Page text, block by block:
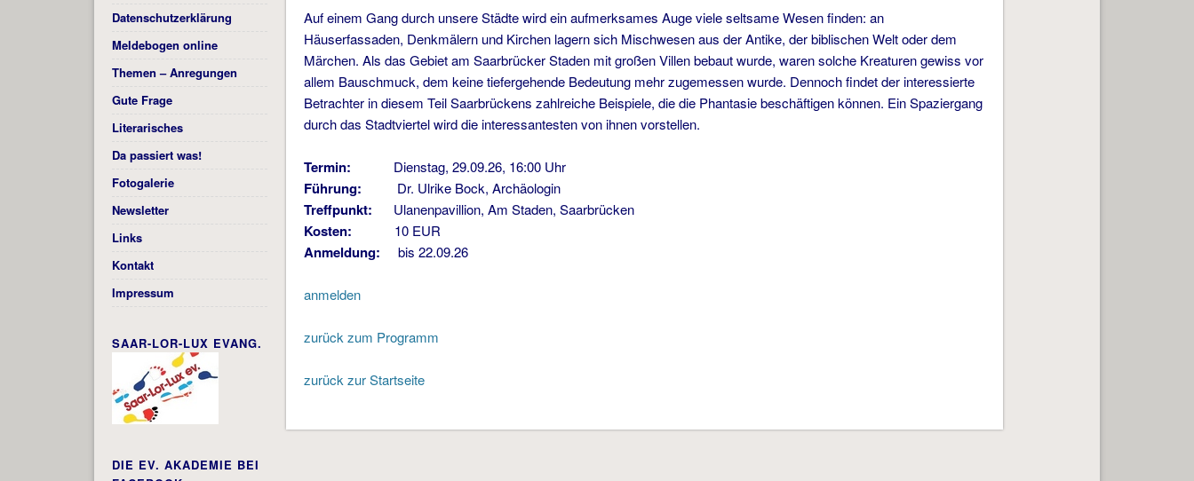
Auf einem Gang durch unsere Städte wird ein aufmerksames Auge viele seltsame Wesen finden: an
Häuserfassaden, Denkmälern und Kirchen lagern sich Mischwesen aus der Antike, der biblischen Welt oder dem
Märchen. Als das Gebiet am Saarbrücker Staden mit großen Villen bebaut wurde, waren solche Kreaturen gewiss vor
allem Bauschmuck, dem keine tiefergehende Bedeutung mehr zugemessen wurde. Dennoch findet der interessierte
Betrachter in diesem Teil Saarbrückens zahlreiche Beispiele, die die Phantasie beschäftigen können. Ein Spaziergang
durch das Stadtviertel wird die interessantesten von ihnen vorstellen.
Termin: Dienstag, 29.09.26, 16:00 Uhr
Führung: Dr. Ulrike Bock, Archäologin
Treffpunkt: Ulanenpavillion, Am Staden, Saarbrücken
Kosten: 10 EUR
Anmeldung: bis 22.09.26
anmelden
zurück zum Programm
zurück zur Startseite
Datenschutzerklärung
Meldebogen online
Themen – Anregungen
Gute Frage
Literarisches
Da passiert was!
Fotogalerie
Newsletter
Links
Kontakt
Impressum
SAAR-LOR-LUX EVANG.
DIE EV. AKADEMIE BEI